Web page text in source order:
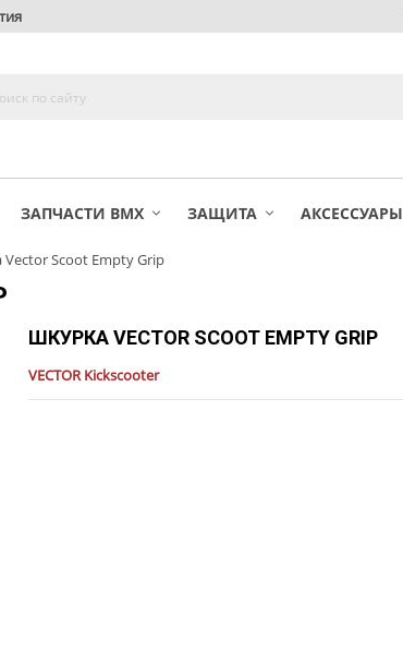
ЗАПЧАСТИ BMX ЗАЩИТА АКСЕССУАРЫ
Scoot Empty Grip
ШКУРКА VECTOR SCOOT EMPTY GRIP
VECTOR Kickscooter